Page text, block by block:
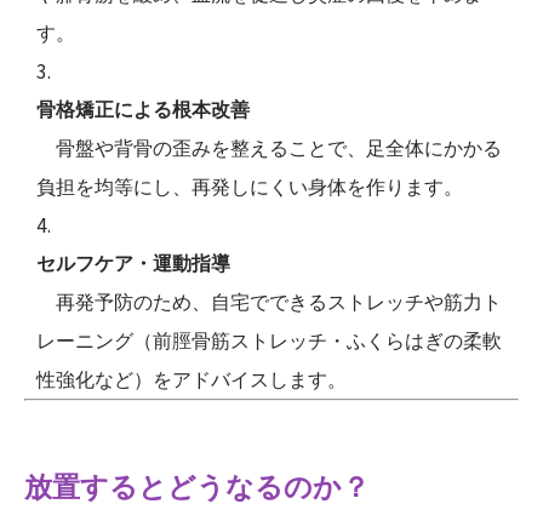
す。
骨格矯正による根本改善
骨盤や背骨の歪みを整えることで、足全体にかかる
負担を均等にし、再発しにくい身体を作ります。
セルフケア・運動指導
再発予防のため、自宅でできるストレッチや筋力ト
レーニング（前脛骨筋ストレッチ・ふくらはぎの柔軟
性強化など）をアドバイスします。
放置するとどうなるのか？